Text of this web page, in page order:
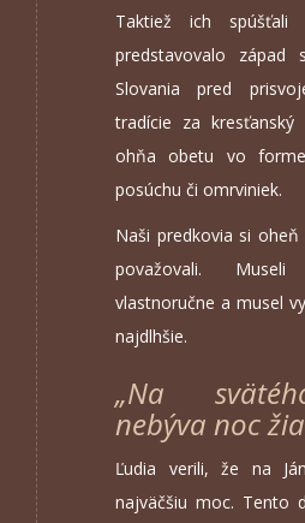
Taktiež ich
predstavovalo západ
Slovania pred
tradície za kresťanský
ohňa obetu vo
posúchu či omrviniek.
Naši predkovia si
považovali.
vlastnoručne a musel
najdlhšie.
„Na
nebýva noc
Ľudia verili, že na
najväčšiu moc. Tento